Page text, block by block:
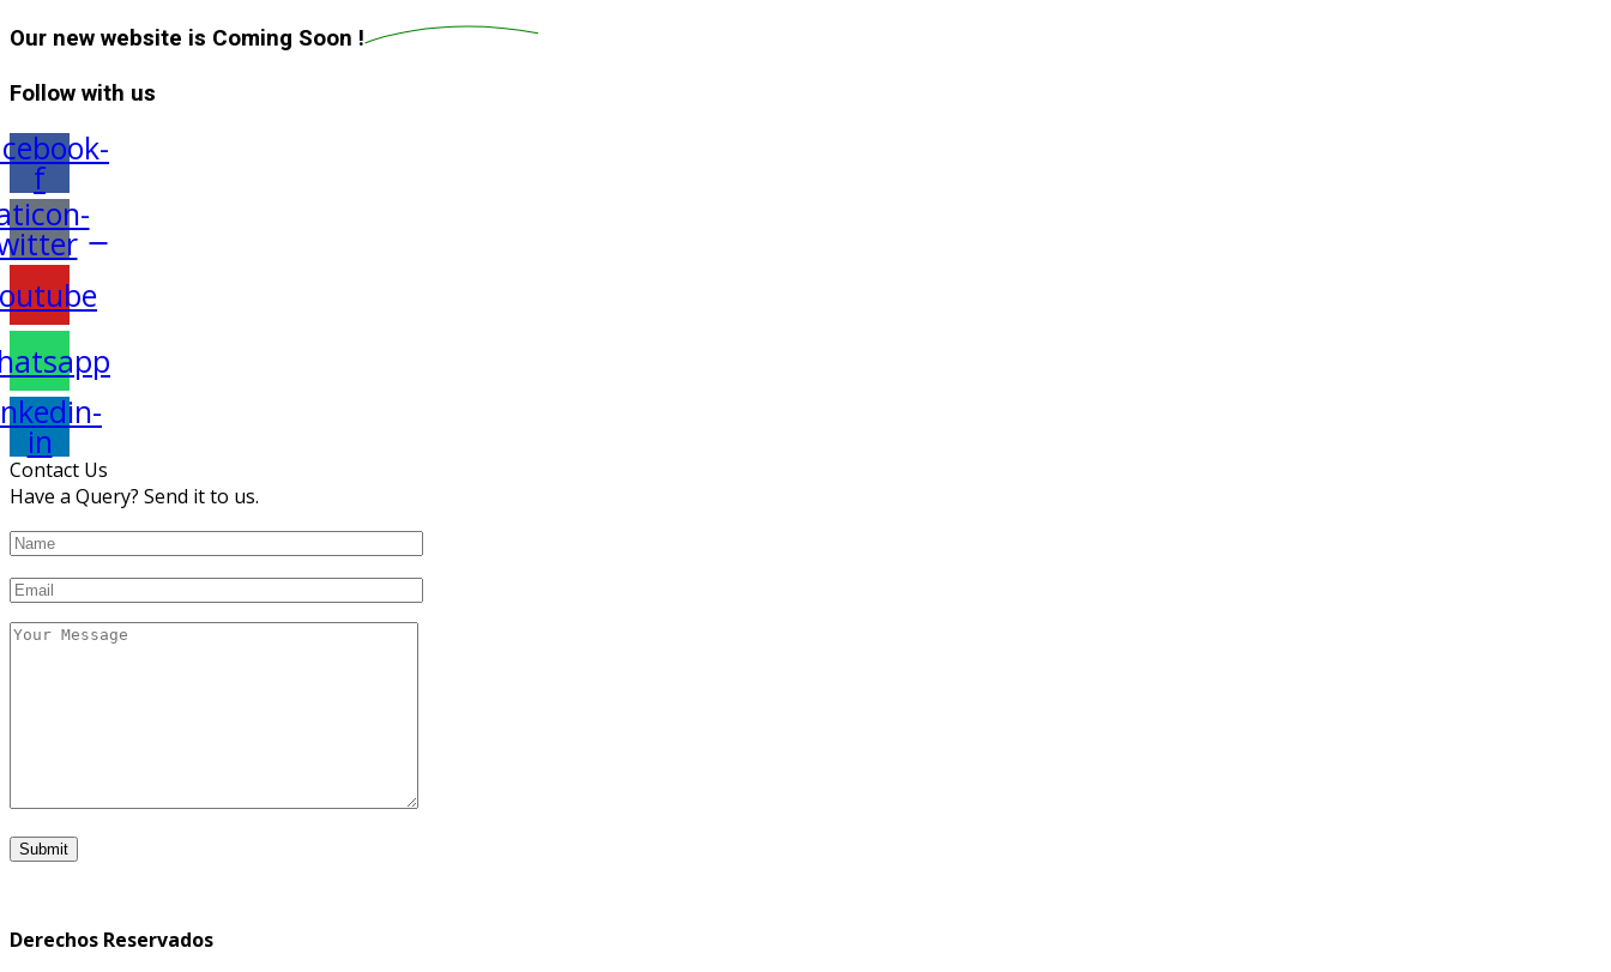
Our new website is Coming Soon !
Follow with us
f
in
Contact Us
Have a Query? Send it to us.
Derechos Reservados